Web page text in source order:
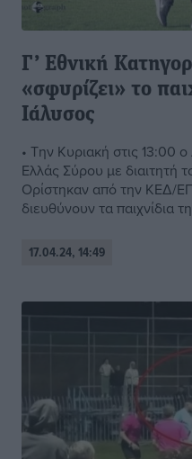
Γ’ Εθνική
«σφυρίζει» το
Ιάλυσος
• Την Κυριακή στις 13:00
Ελλάς Σύρου με διαιτητή
Ορίστηκαν από την ΚΕΔ/
διευθύνουν τα παιχνίδια
17.04.24, 14:49